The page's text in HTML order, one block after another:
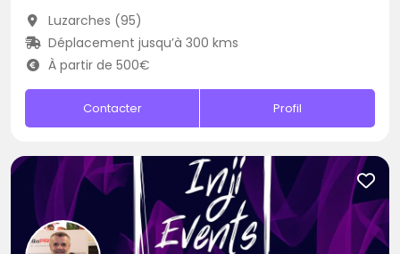
Luzarches (95)
Déplacement jusqu’à 300 kms
À partir de 500€
Contacter Profil